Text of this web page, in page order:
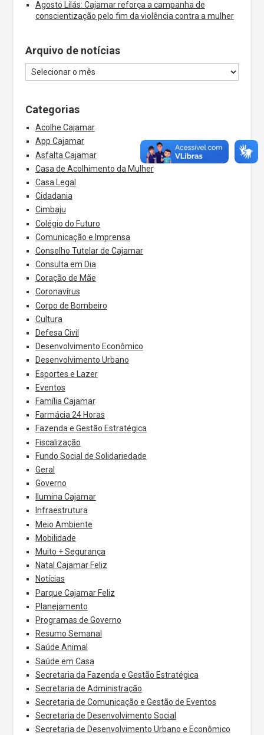
Agosto Lilás: Cajamar reforça a campanha de
conscientização pelo fim da violência contra a mulher
Arquivo de notícias
Categorias
Acolhe Cajamar
App Cajamar
Asfalta Cajamar
Casa de Acolhimento da Mulher
Casa Legal
Cidadania
Cimbaju
Colégio do Futuro
Comunicação e Imprensa
Conselho Tutelar de Cajamar
Consulta em Dia
Coração de Mãe
Coronavírus
Corpo de Bombeiro
Cultura
Defesa Civil
Desenvolvimento Econômico
Desenvolvimento Urbano
Esportes e Lazer
Eventos
Família Cajamar
Farmácia 24 Horas
Fazenda e Gestão Estratégica
Fiscalização
Fundo Social de Solidariedade
Geral
Governo
Ilumina Cajamar
Infraestrutura
Meio Ambiente
Mobilidade
Muito + Segurança
Natal Cajamar Feliz
Notícias
Parque Cajamar Feliz
Planejamento
Programas de Governo
Resumo Semanal
Saúde Animal
Saúde em Casa
Secretaria da Fazenda e Gestão Estratégica
Secretaria de Administração
Secretaria de Comunicação e Gestão de Eventos
Secretaria de Desenvolvimento Social
Secretaria de Desenvolvimento Urbano e Econômico